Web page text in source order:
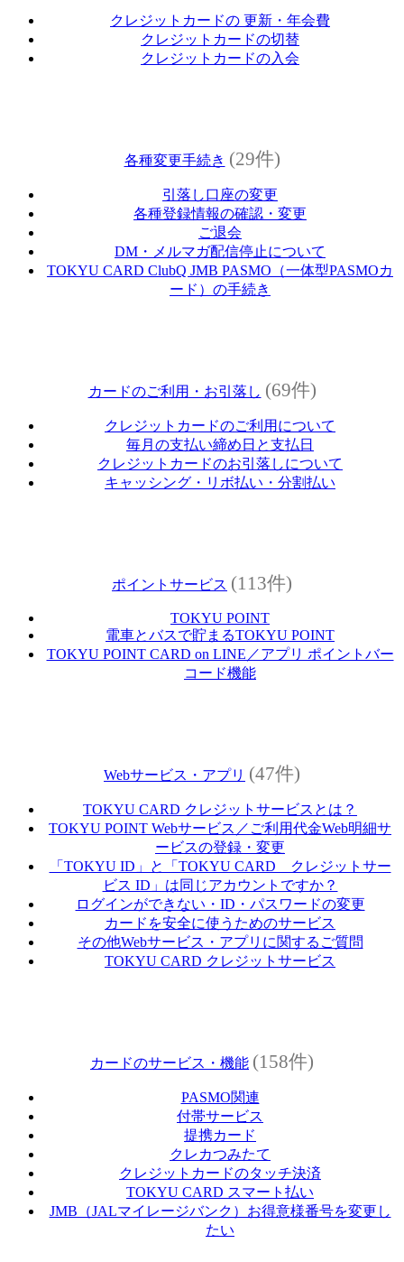
クレジットカードの 更新・年会費
クレジットカードの切替
クレジットカードの入会
各種変更手続き (29件)
引落し口座の変更
各種登録情報の確認・変更
ご退会
DM・メルマガ配信停止について
TOKYU CARD ClubQ JMB PASMO（一体型PASMOカ
ード）の手続き
カードのご利用・お引落し (69件)
クレジットカードのご利用について
毎月の支払い締め日と支払日
クレジットカードのお引落しについて
キャッシング・リボ払い・分割払い
ポイントサービス (113件)
TOKYU POINT
電車とバスで貯まるTOKYU POINT
TOKYU POINT CARD on LINE／アプリ ポイントバー
コード機能
Webサービス・アプリ (47件)
TOKYU CARD クレジットサービスとは？
TOKYU POINT Webサービス／ご利用代金Web明細サ
ービスの登録・変更
「TOKYU ID」と「TOKYU CARD クレジットサー
ビス ID」は同じアカウントですか？
ログインができない・ID・パスワードの変更
カードを安全に使うためのサービス
その他Webサービス・アプリに関するご質問
TOKYU CARD クレジットサービス
カードのサービス・機能 (158件)
PASMO関連
付帯サービス
提携カード
クレカつみたて
クレジットカードのタッチ決済
TOKYU CARD スマート払い
JMB（JALマイレージバンク）お得意様番号を変更し
たい